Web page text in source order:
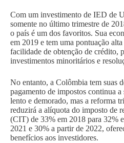
Com um investimento de IED de
somente no último trimestre de
o país é um dos favoritos. Sua
em 2019 e tem uma pontuação
facilidade de obtenção de crédito,
investimentos minoritários e
No entanto, a Colômbia tem suas
pagamento de impostos continua a
lento e demorado, mas a reforma
reduzirá a alíquota do imposto de
(CIT) de 33% em 2018 para 32%
2021 e 30% a partir de 2022,
benefícios aos investidores.